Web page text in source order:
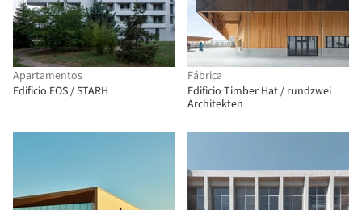
Apartamentos
Edificio EOS / STARH
Fábrica
Edificio Timber Hat / rundzwei
Architekten